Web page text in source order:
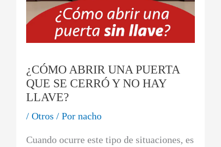
¿CÓMO ABRIR UNA PUERTA
QUE SE CERRÓ Y NO HAY
LLAVE?
/Otros / Pornacho
Cuando ocurre este tipo de situaciones, es